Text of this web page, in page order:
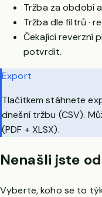
Tržba za období
Tržba dle filtrů ·
Čekající reverzní
potvrdit.
Export
Tlačítkem stáhnete
dnešní tržbu (CSV).
(PDF + XLSX).
Nenašli jste
Vyberte, koho se to